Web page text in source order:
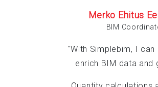
Merko Ehitus
BIM
"With Simplebim, I
enrich BIM data and